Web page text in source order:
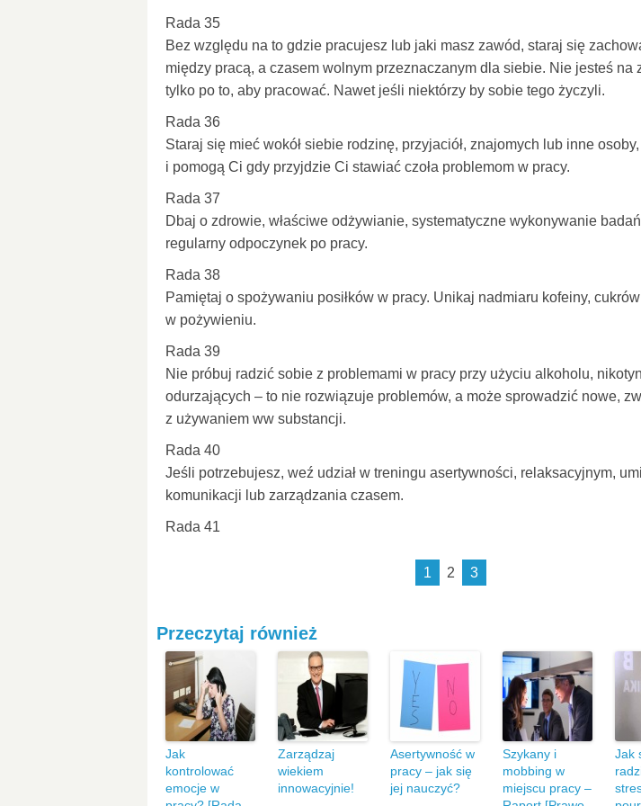
Rada 35
Bez względu na to gdzie pracujesz lub jaki masz zawód, staraj się
między pracą, a czasem wolnym przeznaczanym dla siebie. Nie jesteś na
tylko po to, aby pracować. Nawet jeśli niektórzy by sobie tego życzyli.
Rada 36
Staraj się mieć wokół siebie rodzinę, przyjaciół, znajomych lub inne
i pomogą Ci gdy przyjdzie Ci stawiać czoła problemom w pracy.
Rada 37
Dbaj o zdrowie, właściwe odżywianie, systematyczne wykonywanie
regularny odpoczynek po pracy.
Rada 38
Pamiętaj o spożywaniu posiłków w pracy. Unikaj nadmiaru kofeiny, cukrów
w pożywieniu.
Rada 39
Nie próbuj radzić sobie z problemami w pracy przy użyciu alkoholu,
odurzających – to nie rozwiązuje problemów, a może sprowadzić nowe,
z używaniem ww substancji.
Rada 40
Jeśli potrzebujesz, weź udział w treningu asertywności, relaksacyjnym,
komunikacji lub zarządzania czasem.
Rada 41
1 2 3
Przeczytaj również
Jak
kontrolować
emocje w
Zarządzaj
wiekiem
innowacyjnie!
Asertywność w
pracy – jak się
jej nauczyć?
Szykany i
mobbing w
miejscu pracy –
Jak